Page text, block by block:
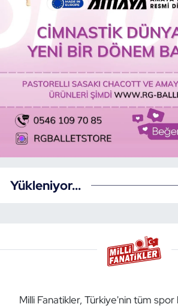
Yükleniyor...
Milli Fanatikler, Türkiye'nin tüm spor